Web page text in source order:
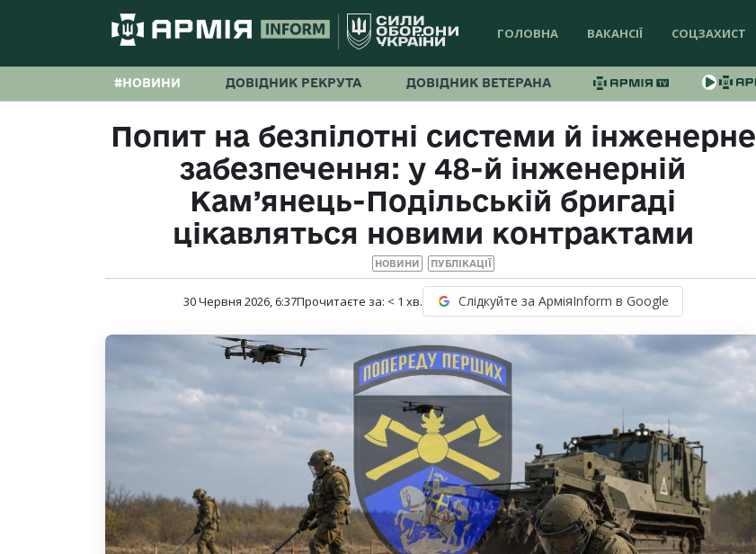
ГОЛОВНА ВАКАНСІЇ СОЦЗАХИСТ
#НОВИНИ ДОВІДНИК РЕКРУТА ДОВІДНИК ВЕТЕРАНА
Попит на безпілотні системи й інженерне
забезпечення: у 48-й інженерній
Кам’янець-Подільській бригаді
цікавляться новими контрактами
НОВИНИ ПУБЛІКАЦІЇ
30 Червня 2026, 6:37Прочитаєте за: < 1 хв. Слідкуйте за АрміяInform в Google